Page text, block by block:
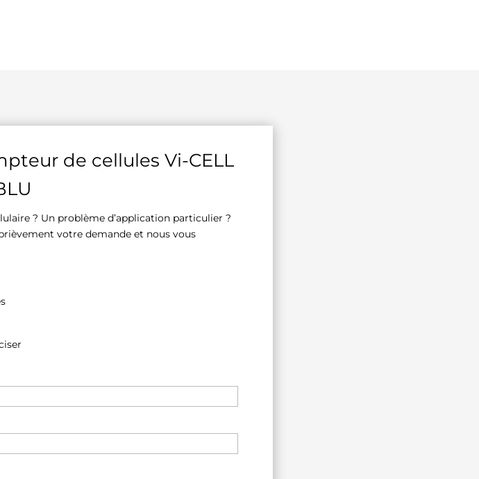
de cellules Vi-CELL
? Un problème d’application particulier ?
votre demande et nous vous